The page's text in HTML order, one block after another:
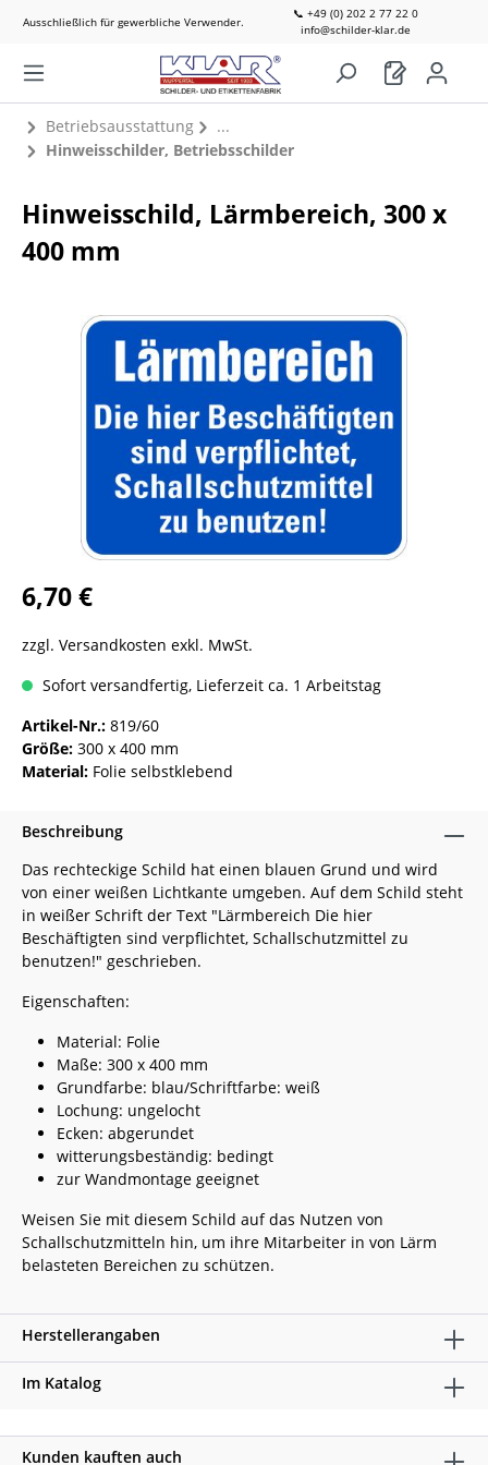
Ausschließlich für gewerbliche Verwender.
📞 +49 (0) 202 2 77 22 0
info@schilder-klar.de
Betriebsausstattung
Hinweisschilder, Betriebsschilder
Hinweisschild, Lärmbereich, 300 x
400 mm
6,70 €
zzgl. Versandkosten exkl. MwSt.
Sofort versandfertig, Lieferzeit ca. 1 Arbeitstag
Artikel-Nr.: 819/60
Größe: 300 x 400 mm
Material: Folie selbstklebend
Beschreibung
Das rechteckige Schild hat einen blauen Grund und wird
von einer weißen Lichtkante umgeben. Auf dem Schild steht
in weißer Schrift der Text "Lärmbereich Die hier
Beschäftigten sind verpflichtet, Schallschutzmittel zu
benutzen!" geschrieben.
Eigenschaften:
Material: Folie
Maße: 300 x 400 mm
Grundfarbe: blau/Schriftfarbe: weiß
Lochung: ungelocht
Ecken: abgerundet
witterungsbeständig: bedingt
zur Wandmontage geeignet
Weisen Sie mit diesem Schild auf das Nutzen von
Schallschutzmitteln hin, um ihre Mitarbeiter in von Lärm
belasteten Bereichen zu schützen.
Herstellerangaben
Im Katalog
Kunden kauften auch